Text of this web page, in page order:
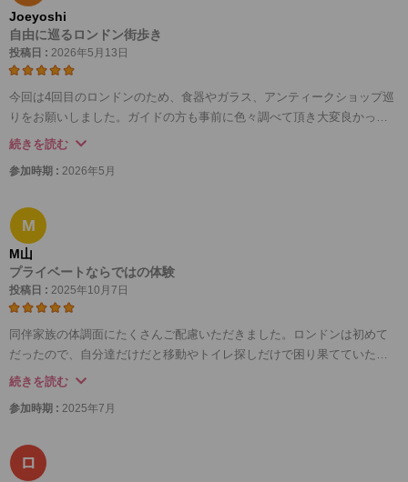
Joeyoshi
自由に巡るロンドン街歩き
投稿日 : 2026年5月13日
今回は4回目のロンドンのため、食器やガラス、アンティークショップ巡
りをお願いしました。ガイドの方も事前に色々調べて頂き大変良かった
です。また、シティーの真ん中にバンクシーが一夜にして組み上げた銅
ました。ガイドの方との波長も良く約8時間のプライベートツアーもあっ
で話題になった通りの散策もロンドン郊外らしい市内とは違う風景も楽
しめました。プライベートツアーは割高ですが、それでもマイペースで
オリジナルな旅を演出してくれますので機会があればまた是非利用させ
て頂きたいと思います。ありがとうございました♪
続きを読む
参加時期 : 2026年5月
M
M山
プライベートならではの体験
投稿日 : 2025年10月7日
同伴家族の体調面にたくさんご配慮いただきました。ロンドンは初めて
だったので、自分達だけだと移動やトイレ探しだけで困り果てていたと
思います。
てくださいました。名所だけでなく、ロンドンの歩き方をたくさんお聞
地まで自分で調べることなくアシスタントさんに連れて行ってもらえる
というのは、疲労度が段違いです。ロンドンに初めて行かれる方、言語
続きを読む
参加時期 : 2025年7月
ロ